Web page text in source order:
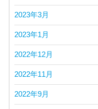
2023年3月
2023年1月
2022年12月
2022年11月
2022年9月